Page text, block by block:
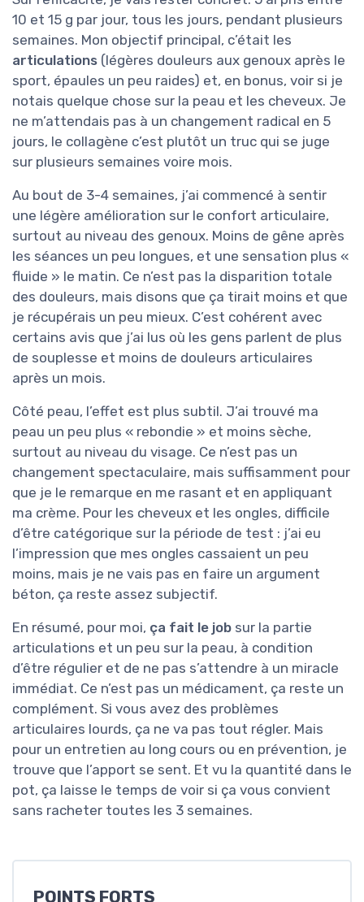
10 et 15 g par jour, tous les jours, pendant plusieurs
semaines. Mon objectif principal, c’était les
articulations (légères douleurs aux genoux après le
sport, épaules un peu raides) et, en bonus, voir si je
notais quelque chose sur la peau et les cheveux. Je
ne m’attendais pas à un changement radical en 5
jours, le collagène c’est plutôt un truc qui se juge
sur plusieurs semaines voire mois.
Au bout de 3-4 semaines, j’ai commencé à sentir
une légère amélioration sur le confort articulaire,
surtout au niveau des genoux. Moins de gêne après
les séances un peu longues, et une sensation plus «
fluide » le matin. Ce n’est pas la disparition totale
des douleurs, mais disons que ça tirait moins et que
je récupérais un peu mieux. C’est cohérent avec
certains avis que j’ai lus où les gens parlent de plus
de souplesse et moins de douleurs articulaires
après un mois.
Côté peau, l’effet est plus subtil. J’ai trouvé ma
peau un peu plus « rebondie » et moins sèche,
surtout au niveau du visage. Ce n’est pas un
changement spectaculaire, mais suffisamment pour
que je le remarque en me rasant et en appliquant
ma crème. Pour les cheveux et les ongles, difficile
d’être catégorique sur la période de test : j’ai eu
l’impression que mes ongles cassaient un peu
moins, mais je ne vais pas en faire un argument
béton, ça reste assez subjectif.
En résumé, pour moi, ça fait le job sur la partie
articulations et un peu sur la peau, à condition
d’être régulier et de ne pas s’attendre à un miracle
immédiat. Ce n’est pas un médicament, ça reste un
complément. Si vous avez des problèmes
articulaires lourds, ça ne va pas tout régler. Mais
pour un entretien au long cours ou en prévention, je
trouve que l’apport se sent. Et vu la quantité dans le
pot, ça laisse le temps de voir si ça vous convient
sans racheter toutes les 3 semaines.
POINTS FORTS